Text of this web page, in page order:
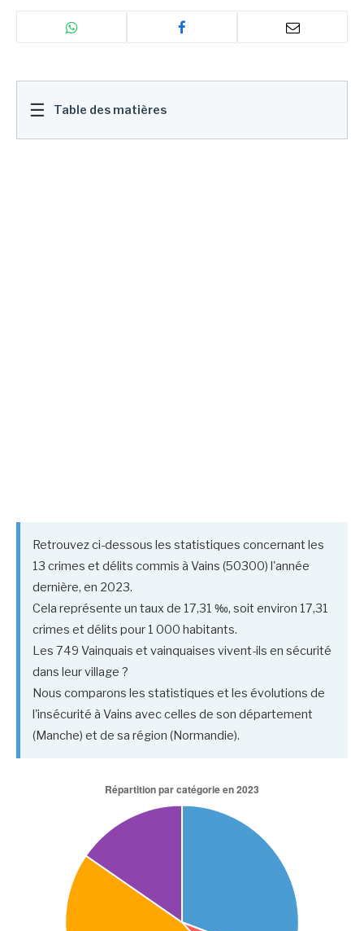
☰ Table des matières
Retrouvez ci-dessous les statistiques concernant les
13 crimes et délits commis à Vains (50300) l'année
dernière, en 2023.
Cela représente un taux de 17,31 ‰, soit environ 17,31
crimes et délits pour 1 000 habitants.
Les 749 Vainquais et vainquaises vivent-ils en sécurité
dans leur village ?
Nous comparons les statistiques et les évolutions de
l'insécurité à Vains avec celles de son département
(Manche) et de sa région (Normandie).